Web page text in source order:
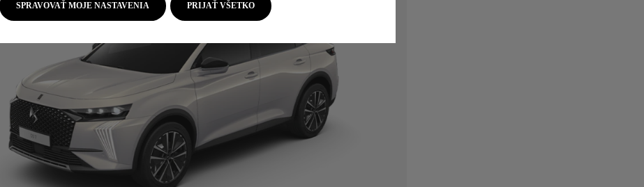
SPRAVOVAŤ MOJE NASTAVENIA PRIJAŤ VŠETKO